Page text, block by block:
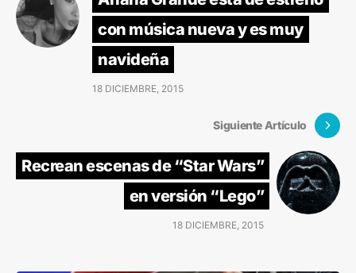
con música nueva y es muy
navideña
18 DICIEMBRE, 2015
Siguiente Artículo
Recrean escenas de “Star Wars”
en versión “Lego”
18 DICIEMBRE, 2015